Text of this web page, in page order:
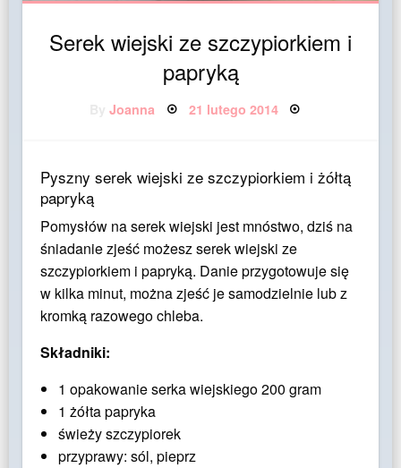
Serek wiejski ze szczypiorkiem i
papryką
ByJoanna Posted
on
21 lutego 2014
Pyszny serek wiejski ze szczypiorkiem i żółtą
papryką
Pomysłów na serek wiejski jest mnóstwo, dziś na
śniadanie zjeść możesz serek wiejski ze
szczypiorkiem i papryką. Danie przygotowuje się
w kilka minut, można zjeść je samodzielnie lub z
kromką razowego chleba.
Składniki:
1 opakowanie serka wiejskiego 200 gram
1 żółta papryka
świeży szczypiorek
przyprawy: sól, pieprz